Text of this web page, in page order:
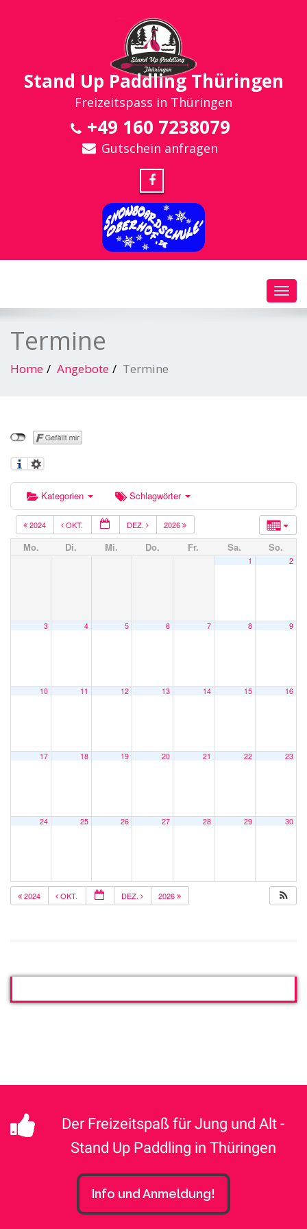
Stand Up Paddling Thüringen
Freizeitspass in Thüringen
+49 160 7238079
Gutschein anfragen
Termine
Home Angebote Termine
Kategorien Schlagwörter
2024 OKT. DEZ. 2026
Mo. Di. Mi. Do. Fr. Sa. So.
1 2
3 4 5 6 7 8 9
10 11 12 13 14 15 16
17 18 19 20 21 22 23
24 25 26 27 28 29 30
2024 OKT. DEZ. 2026
Der Freizeitspaß für Jung und Alt -
Stand Up Paddling in Thüringen
Info und Anmeldung!